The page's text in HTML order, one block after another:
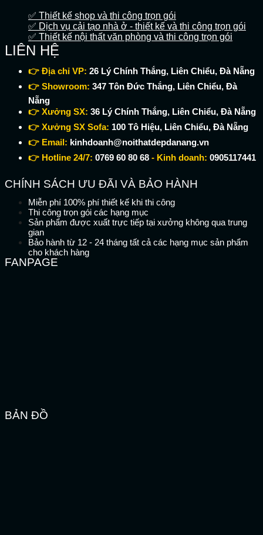
✅ Thiết kế shop và thi công trọn gói
✅ Dịch vụ cải tạo nhà ở - thiết kế và thi công trọn gói
✅ Thiết kế nội thất văn phòng và thi công trọn gói
LIÊN HỆ
👉 Địa chỉ VP: 26 Lý Chính Thắng, Liên Chiểu, Đà Nẵng
👉 Showroom: 347 Tôn Đức Thắng, Liên Chiểu, Đà
Nẵng
👉 Xưởng SX: 36 Lý Chính Thắng, Liên Chiểu, Đà Nẵng
👉 Xưởng SX Sofa: 100 Tô Hiệu, Liên Chiểu, Đà Nẵng
👉 Email: kinhdoanh@noithatdepdanang.vn
👉 Hotline 24/7: 0769 60 80 68 - Kinh doanh: 0905117441
CHÍNH SÁCH ƯU ĐÃI VÀ BẢO HÀNH
Miễn phí 100% phí thiết kế khi thi công
Thi công trọn gói các hạng mục
Sản phẩm được xuất trực tiếp tại xưởng không qua trung
gian
Bảo hành từ 12 - 24 tháng tất cả các hạng mục sản phẩm
cho khách hàng
FANPAGE
BẢN ĐỒ